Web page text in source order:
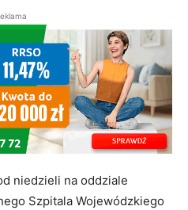
niedzieli na oddziale
Szpitala Wojewódzkiego